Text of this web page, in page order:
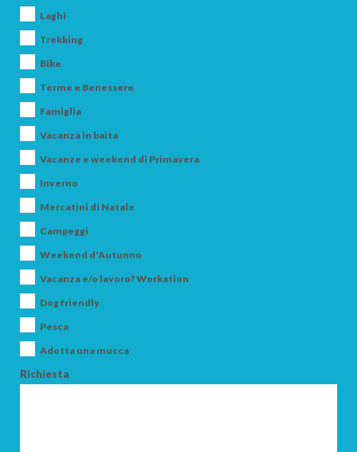
Laghi
Trekking
Bike
Terme e Benessere
Famiglia
Vacanza in baita
Vacanze e weekend di Primavera
Inverno
Mercatini di Natale
Campeggi
Weekend d'Autunno
Vacanza e/o lavoro? Workation
Dog friendly
Pesca
Adotta una mucca
Richiesta